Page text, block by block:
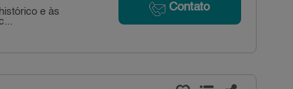
Contato
e às